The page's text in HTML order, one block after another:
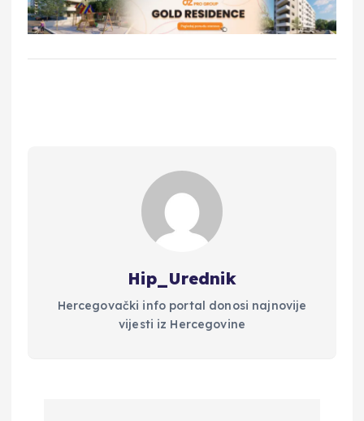
Hip_Urednik
Hercegovački info portal donosi najnovije
vijesti iz Hercegovine